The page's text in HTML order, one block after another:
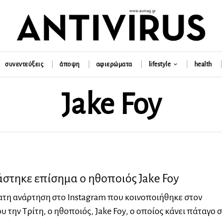
συνεντεύξεις άποψη αφιερώματα lifestyle health
Jake Foy
επίσημα ο ηθοποιός Jake Foy
ανάρτηση στο Instagram που κοινοποιήθηκε στον
την Τρίτη, ο ηθοποιός, Jake Foy, ο οποίος κάνει πάταγο